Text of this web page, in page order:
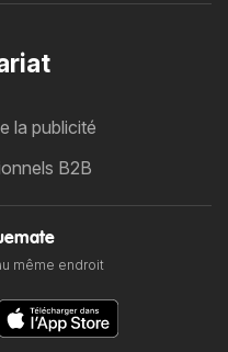
la publicité
B2B
même endroit